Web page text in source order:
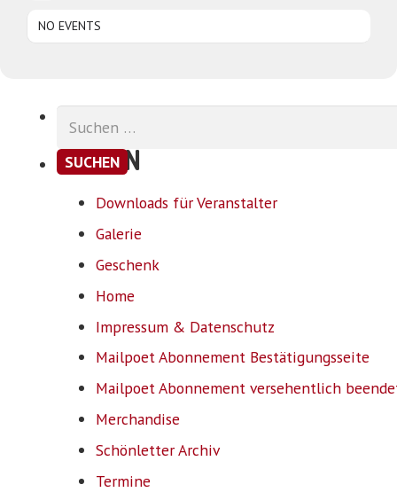
NO EVENTS
nach:
SEITEN
Downloads für Veranstalter
Galerie
Geschenk
Home
Impressum & Datenschutz
Mailpoet Abonnement Bestätigungsseite
Mailpoet Abonnement versehentlich
Merchandise
Schönletter Archiv
Termine